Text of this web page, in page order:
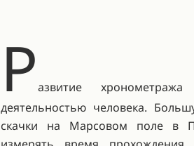
Развитие
деятельностью человека.
скачки на Марсовом поле в